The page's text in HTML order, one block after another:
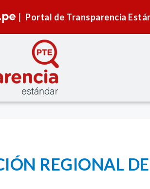
Portal de Transparencia
REGIONAL